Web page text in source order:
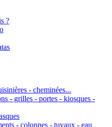
?
- cheminées...
- grilles - portes - kiosques -
- colonnes - tuyaux - eau